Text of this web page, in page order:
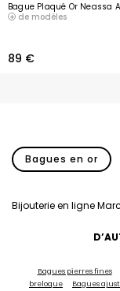
Bague Plaqué Or Neassa
de modèles
89 €
Bagues en or
Bijouterie en ligne
Bagues pierres fines
breloque
Bagues